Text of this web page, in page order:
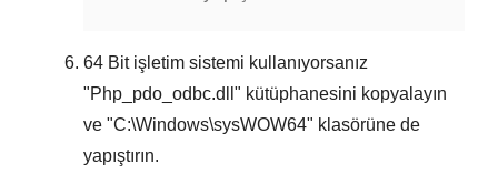
64 Bitişletim sistemi kullanıyorsanız
"Php_pdo_odbc.dll " kütüphanesini kopyalayın
ve "C:\Windows\sysWOW64" klasörüne de
yapıştırın.